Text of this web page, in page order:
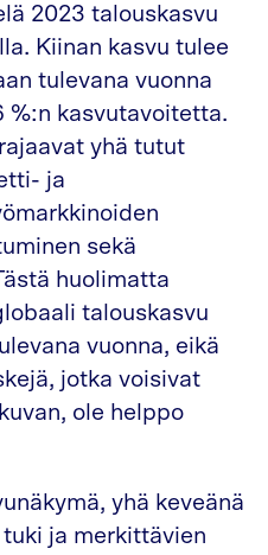
2023 talouskasvu
Kiinan kasvu tulee
tulevana vuonna
%:n kasvutavoitetta.
yhä tutut
ja
sekä
huolimatta
talouskasvu
vuonna, eikä
jotka voisivat
ole helppo
yhä keveänä
ja merkittävien